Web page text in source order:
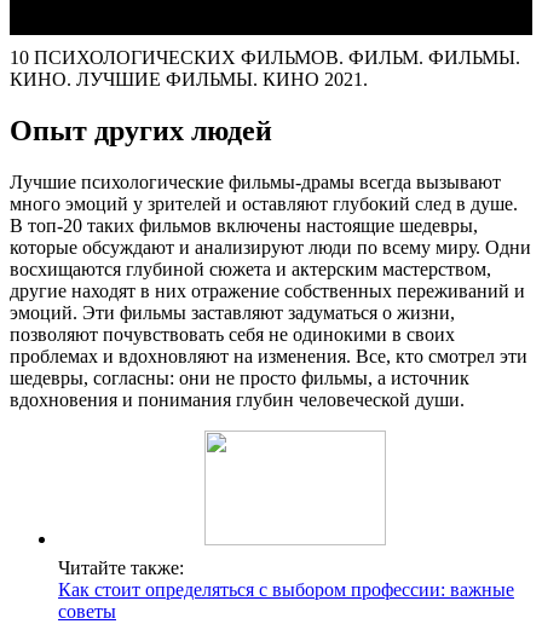
10 ПСИХОЛОГИЧЕСКИХ ФИЛЬМОВ. ФИЛЬМ. ФИЛЬМЫ.
КИНО. ЛУЧШИЕ ФИЛЬМЫ. КИНО 2021.
Опыт других людей
Лучшие психологические фильмы-драмы всегда вызывают
много эмоций у зрителей и оставляют глубокий след в душе.
В топ-20 таких фильмов включены настоящие шедевры,
которые обсуждают и анализируют люди по всему миру. Одни
восхищаются глубиной сюжета и актерским мастерством,
другие находят в них отражение собственных переживаний и
эмоций. Эти фильмы заставляют задуматься о жизни,
позволяют почувствовать себя не одинокими в своих
проблемах и вдохновляют на изменения. Все, кто смотрел эти
шедевры, согласны: они не просто фильмы, а источник
вдохновения и понимания глубин человеческой души.
Читайте также:
Как стоит определяться с выбором профессии: важные
советы